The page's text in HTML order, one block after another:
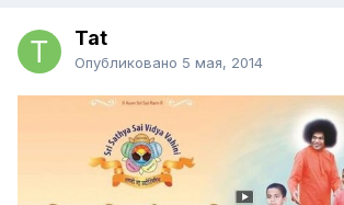
Tat
Опубликовано 5 мая, 2014